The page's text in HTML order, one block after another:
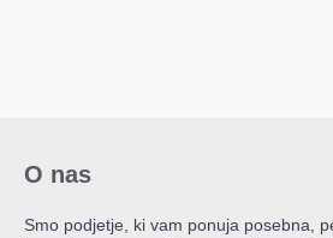
O nas
Smo podjetje, ki vam ponuja posebna,